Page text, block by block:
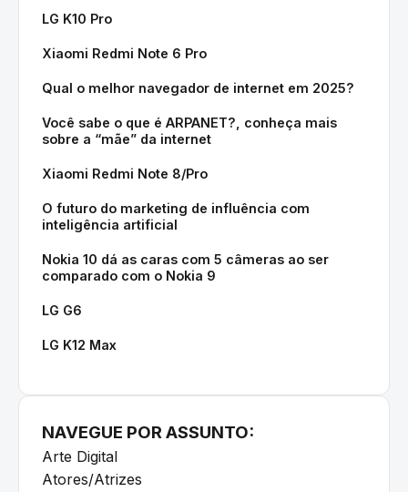
LG K10 Pro
Xiaomi Redmi Note 6 Pro
Qual o melhor navegador de internet em 2025?
Você sabe o que é ARPANET?, conheça mais
sobre a “mãe” da internet
Xiaomi Redmi Note 8/Pro
O futuro do marketing de influência com
inteligência artificial
Nokia 10 dá as caras com 5 câmeras ao ser
comparado com o Nokia 9
LG G6
LG K12 Max
NAVEGUE POR ASSUNTO:
Arte Digital
Atores/Atrizes